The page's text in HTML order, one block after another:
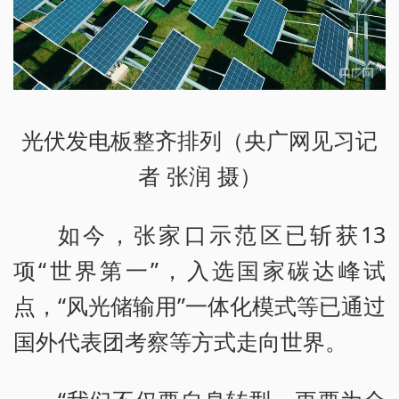
光伏发电板整齐排列（央广网见习记
者 张润 摄）
如今，张家口示范区已斩获13
项“世界第一”，入选国家碳达峰试
点，“风光储输用”一体化模式等已通过
国外代表团考察等方式走向世界。